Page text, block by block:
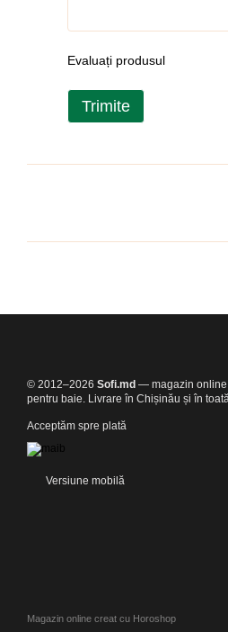
Evaluați produsul
Trimite
© 2012–2026 Sofi.md — magazin online
pentru baie. Livrare în Chișinău și în
Acceptăm spre plată
Versiune mobilă
Magazin online creat cu Horoshop